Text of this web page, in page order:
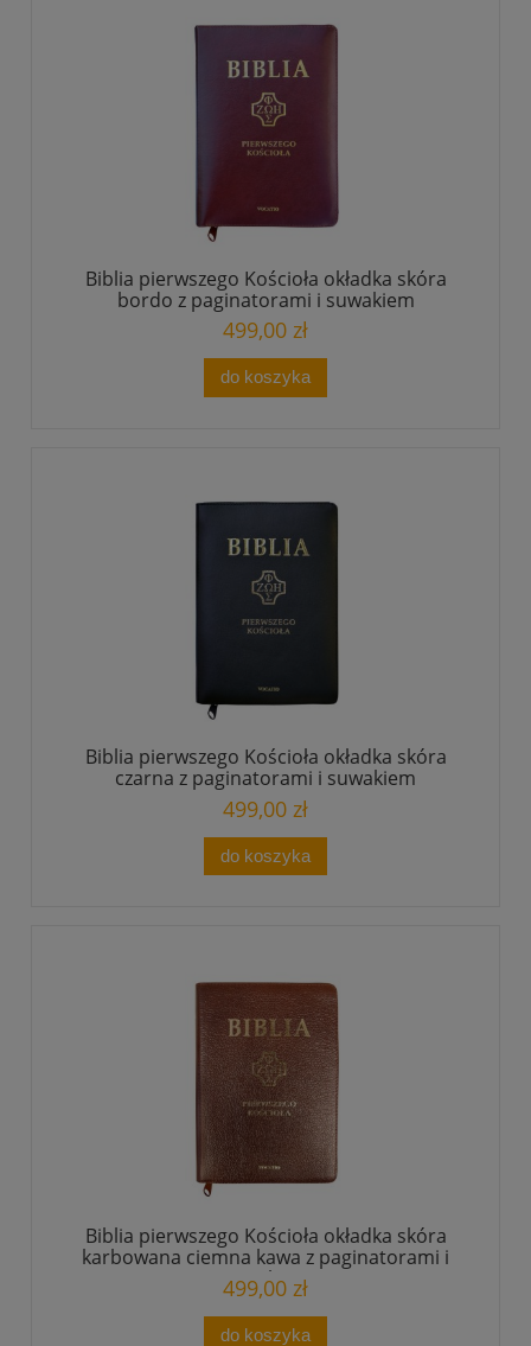
Biblia pierwszego Kościoła okładka skóra
bordo z paginatorami i suwakiem
499,00 zł
do koszyka
Biblia pierwszego Kościoła okładka skóra
czarna z paginatorami i suwakiem
499,00 zł
do koszyka
Biblia pierwszego Kościoła okładka skóra
karbowana ciemna kawa z paginatorami i
suwakiem
499,00 zł
do koszyka